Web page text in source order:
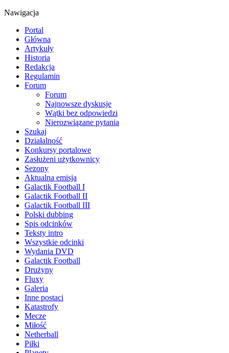
Nawigacja
Portal
Główna
Artykuły
Historia
Redakcja
Regulamin
Forum
Forum
Najnowsze dyskusje
Wątki bez odpowiedzi
Nierozwiązane pytania
Szukaj
Działalność
Konkursy portalowe
Zasłużeni użytkownicy
Sezony
Aktualna emisja
Galactik Football I
Galactik Football II
Galactik Football III
Polski dubbing
Spis odcinków
Teksty intro
Wszystkie odcinki
Wydania DVD
Galactik Football
Drużyny
Fluxy
Galeria
Inne postaci
Katastrofy
Mecze
Miłość
Netherball
Piłki